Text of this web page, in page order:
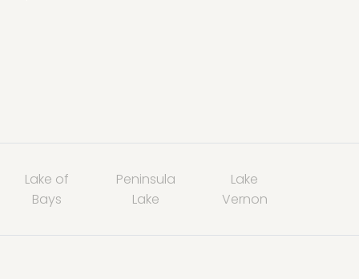
Lake of
Bays
Peninsula
Lake
Lake
Vernon